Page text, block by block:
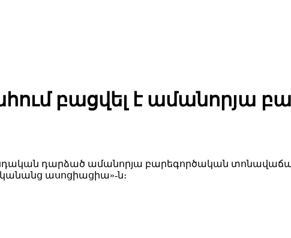
բացվել է ամանորյա
դարձած ամանորյա բարեգործական
ասոցիացիա»-ն։